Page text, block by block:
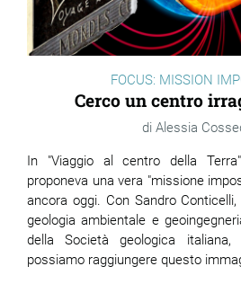
FOCUS: MISSION
Cerco un centro
Alessia
In "Viaggio al centro della
proponeva una vera "missione
ancora oggi. Con Sandro
geologia ambientale e
della Società geologica
possiamo raggiungere questo